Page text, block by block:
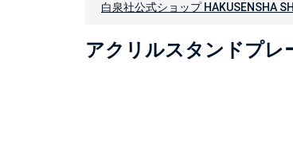
白泉社公式ショップ HAKUSENSHA
アクリルスタンドプレ